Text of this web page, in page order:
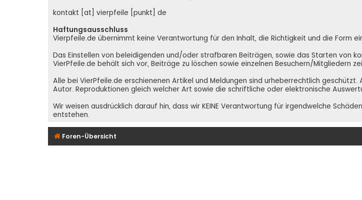
kontakt [at] vierpfeile [punkt] de
Haftungsausschluss
Vierpfeile.de übernimmt keine Verantwortung für den Inhalt, die Richtigkeit und die Form
Das Einstellen von beleidigenden und/oder strafbaren Beiträgen, sowie das Starten von
VierPfeile.de behält sich vor, Beiträge zu löschen sowie einzelnen Besuchern/Mitgliedern
Alle bei VierPfeile.de erschienenen Artikel und Meldungen sind urheberrechtlich
Autor. Reproduktionen gleich welcher Art sowie die schriftliche oder elektronische
Wir weisen ausdrücklich darauf hin, dass wir KEINE Verantwortung für irgendwelche
entstehen.
Foren-Übersicht